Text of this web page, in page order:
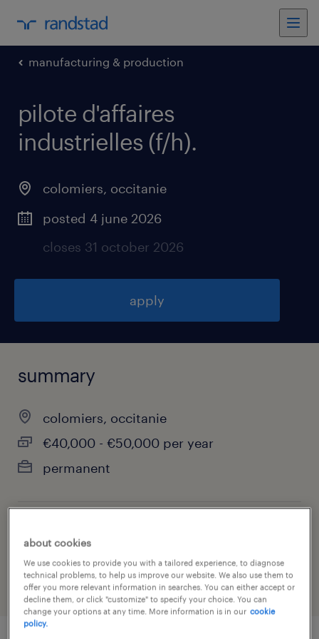
manufacturing & production
pilote d'affaires
industrielles (f/h).
colomiers, occitanie
posted 4 june 2026
closes 31 october 2026
apply
summary
colomiers, occitanie
€40,000 - €50,000 per year
permanent
job category
manufacturing & production
about cookies
We use cookies to provide you with a tailored experience, to diagnose
technical problems, to help us improve our website. We also use them to
offer you more relevant information in searches. You can either accept or
decline them, or click "customize" to specify your choice. You can
change your options at any time. More information is in our cookie
policy.